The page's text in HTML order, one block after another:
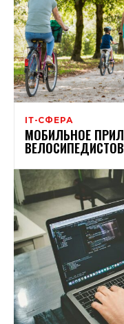
ІТ-СФЕРА
МОБИЛЬНОЕ
ВЕЛОСИПЕДИСТОВ